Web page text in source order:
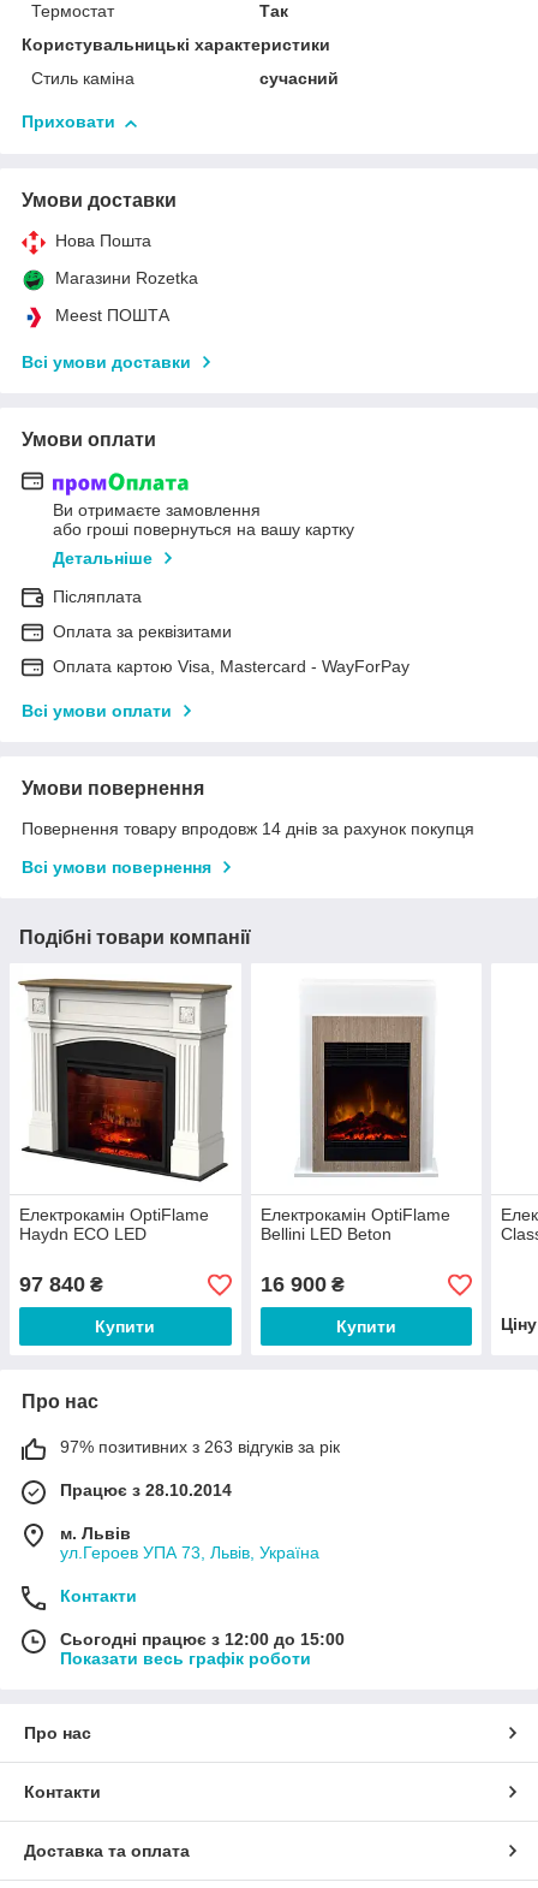
Термостат
Так
Користувальницькі характеристики
Стиль каміна
сучасний
Приховати
Умови доставки
Нова Пошта
Магазини Rozetka
Meest ПОШТА
Всі умови доставки
Умови оплати
Ви отримаєте замовлення
або гроші повернуться на вашу картку
Детальніше
Післяплата
Оплата за реквізитами
Оплата картою Visa, Mastercard - WayForPay
Всі умови оплати
Умови повернення
Повернення товару впродовж 14 днів за рахунок покупця
Всі умови повернення
Подібні товари компанії
Електрокамін OptiFlame
Haydn ECO LED
97 840 ₴
Купити
Електрокамін OptiFlame
Bellini LED Beton
16 900₴
Купити
Про нас
97% позитивних з 263 відгуків за рік
Працює з 28.10.2014
м. Львів
ул.Героев УПА 73, Львів, Україна
Контакти
Сьогодні працює з 12:00 до 15:00
Показати весь графік роботи
Про нас
Контакти
Доставка та оплата